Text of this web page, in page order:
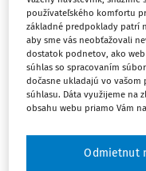
Celý
dostupný
obsahu a
zdarma,
používateľského komfortu
základné predpoklady patrí
aby sme vás neobťažovali
dostatok podnetov, ako
súhlas so spracovaním
dočasne ukladajú vo vašom
súhlasu. Dáta využijeme na
obsahu webu priamo Vám
Odmietnut